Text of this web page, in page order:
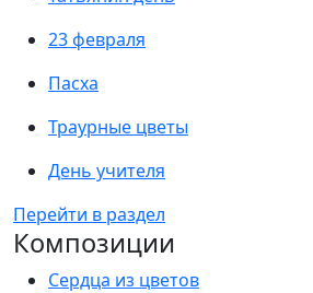
23 февраля
Пасха
Траурные цветы
День учителя
Перейти в раздел
Композиции
Сердца из цветов